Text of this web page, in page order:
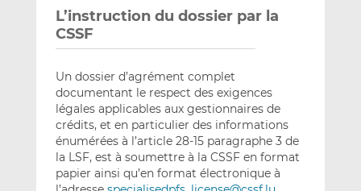
L’instruction du dossier par la
CSSF
Un dossier d’agrément complet
documentant le respect des exigences
légales applicables aux gestionnaires de
crédits, et en particulier des informations
énumérées à l’article 28-15 paragraphe 3 de
la LSF, est à soumettre à la CSSF en format
papier ainsi qu’en format électronique à